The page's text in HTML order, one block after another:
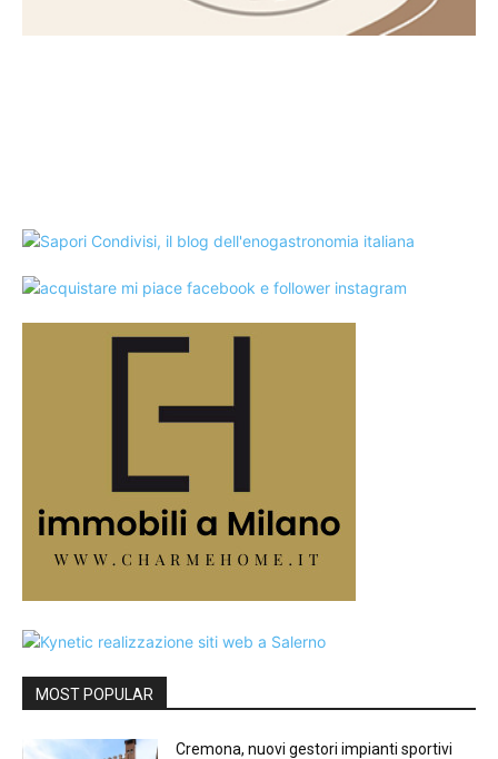
MOST POPULAR
Cremona, nuovi gestori impianti sportivi